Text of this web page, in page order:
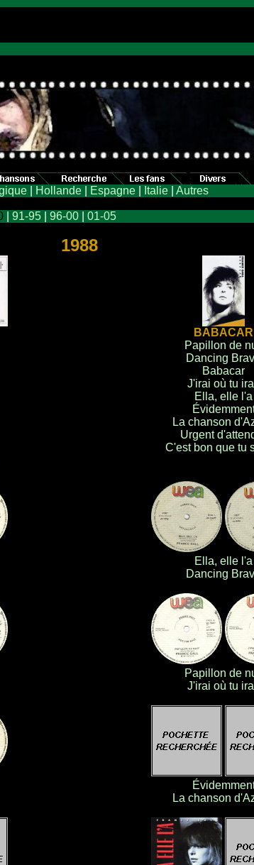
| Hollande| Espagne| Italie| Autres
| 91-95| 96-00| 01-05
1988
BABACAR
Papillon de
Dancing
Babacar
J'irai où tu
Ella, elle l'a
La chanson
Urgent
C'est bon que tu
Ella, elle l'a
Dancing
Papillon de
J'irai où tu
La chanson